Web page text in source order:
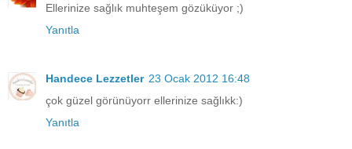
Ellerinize sağlık muhteşem gözüküyor ;)
Yanıtla
Handece Lezzetler 23 Ocak 2012 16:48
çok güzel görünüyorr ellerinize sağlıkk:)
Yanıtla